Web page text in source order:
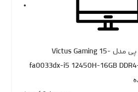
لپ تاپ 15.6 اینچی اچ‌ پی مدل Victus Gaming 15-
fa0033dx-i5 12450H-16GB